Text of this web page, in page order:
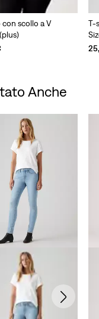
con scollo a V
T-
Anche